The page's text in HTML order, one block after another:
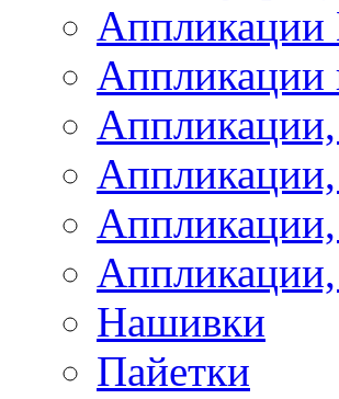
Аппликации
Нашивки
Пайетки